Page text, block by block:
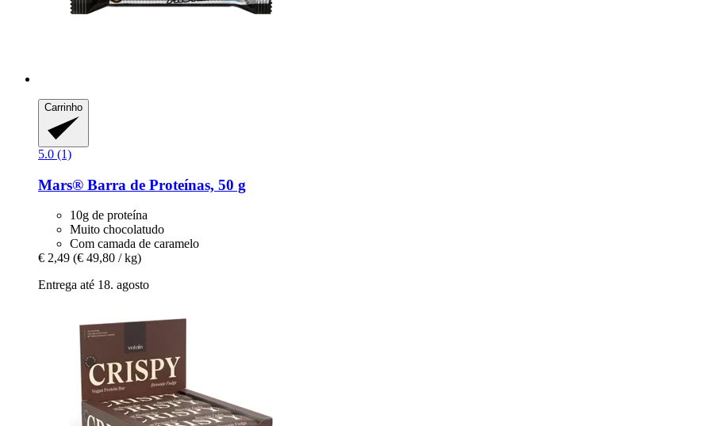
Carrinho
5.0 (1)
Mars® Barra de Proteínas, 50 g
10g de proteína
Muito chocolatudo
Com camada de caramelo
€ 2,49 (€ 49,80 / kg)
Entrega até 18. agosto